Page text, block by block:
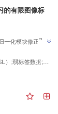
的有限图像标
一化模块修正增强
尺度并行卷积模
改进，有效解决
混淆及伪标签噪
升了图像分类性
”
增强;伪标签融合;跨域适应